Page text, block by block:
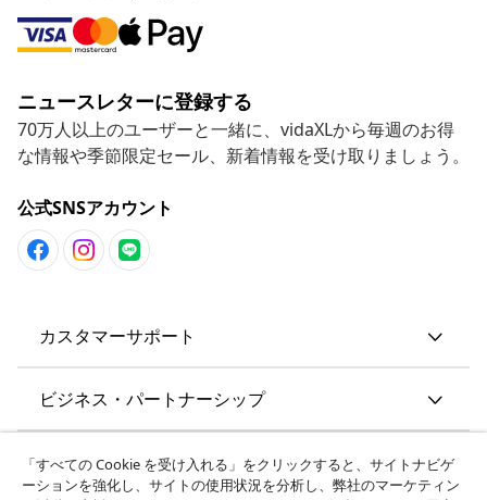
ニュースレターに登録する
70万人以上のユーザーと一緒に、vidaXLから毎週のお得
な情報や季節限定セール、新着情報を受け取りましょう。
公式SNSアカウント
カスタマーサポート
ビジネス・パートナーシップ
vidaXL
「すべての Cookie を受け入れる」をクリックすると、サイトナビゲ
ーションを強化し、サイトの使用状況を分析し、弊社のマーケティン